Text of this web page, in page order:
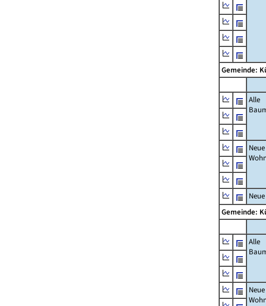
Gemeinde:
Alle
Neue
Gemeinde:
Alle
Neue